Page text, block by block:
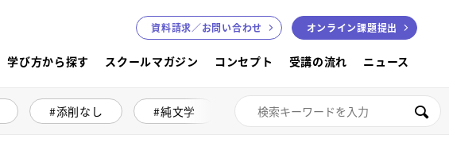
学び方から探す スクールマガジン コンセプト 受講の流れ ニュース
資料請求／お問い合わせ オンライン課題提出
添削なし 純文学 絵本講座 色鉛筆画